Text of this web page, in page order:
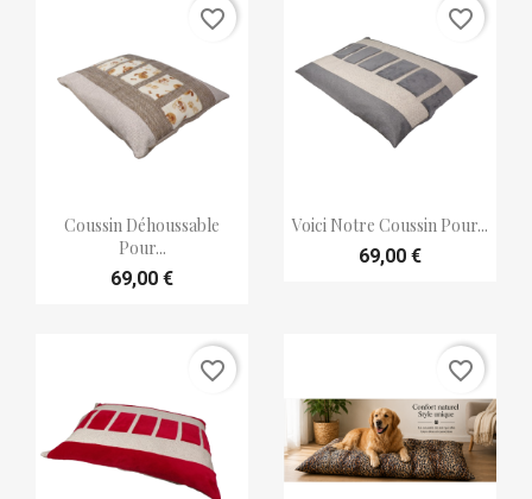
Aperçu rapide
Coussin Déhoussable
Pour...
69,00 €
favorite_border
Aperçu rapide
Voici Notre Coussin Pour...
69,00 €
favorite_border
favorite_border favorite_border